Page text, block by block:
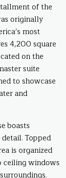
of the
originally
most
4,200 square
on the
suite
to showcase
and
boasts
Topped
is organized
ceiling windows